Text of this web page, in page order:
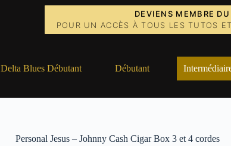
DEVIENS MEMBRE
POUR UN ACCÈS À TOUS LES TUTOS
Delta Blues Débutant Débutant
Personal Jesus – Johnny Cash Cigar Box 3 et 4 cordes